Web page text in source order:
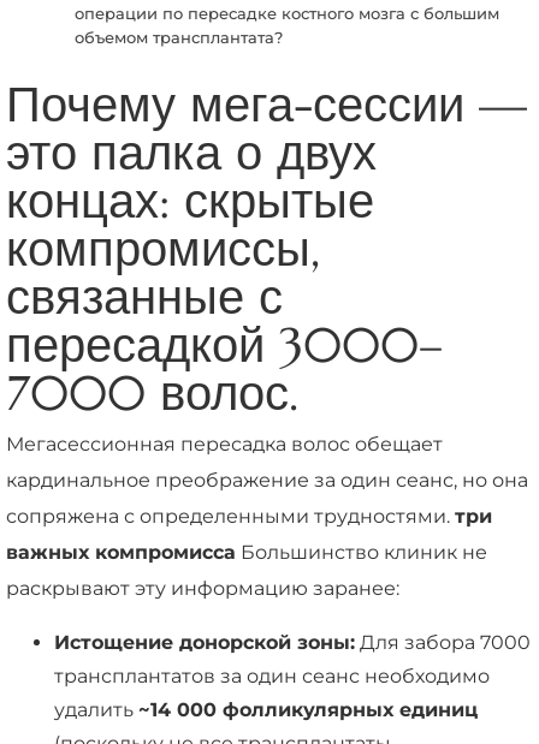
операции по пересадке костного мозга с большим
объемом трансплантата?
Почему мега-сессии —
это палка о двух
концах: скрытые
компромиссы,
связанные с
пересадкой 3000–
7000 волос.
Мегасессионная пересадка волос обещает
кардинальное преображение за один сеанс, но она
сопряжена с определенными трудностями. три
важных компромисса Большинство клиник не
раскрывают эту информацию заранее:
Истощение донорской зоны: Для забора 7000
трансплантатов за один сеанс необходимо
удалить ~14 000 фолликулярных единиц